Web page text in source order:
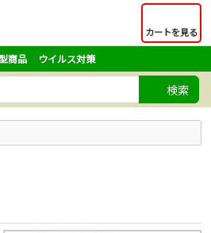
カートを見る
商品 ウイルス対策
検索